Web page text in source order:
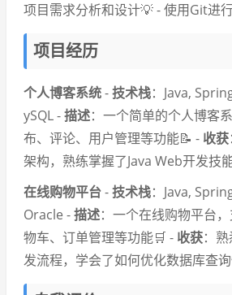
项目需求分析和设计💡 - 使用Git进
项目经历
个人博客系统-技术栈：Java,
ySQL -描述：一个简单的个人博客
布、评论、用户管理等功能📝 - 收获
架构，熟练掌握了Java Web开发技
在线购物平台-技术栈：Java,
Oracle -描述：一个在线购物平台
物车、订单管理等功能🛒 - 收获：
发流程，学会了如何优化数据库查